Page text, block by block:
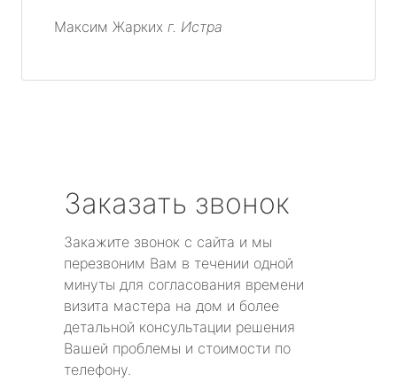
Максим Жарких г. Истра
Заказать звонок
Закажите звонок с сайта и мы
перезвоним Вам в течении одной
минуты для согласования времени
визита мастера на дом и более
детальной консультации решения
Вашей проблемы и стоимости по
телефону.